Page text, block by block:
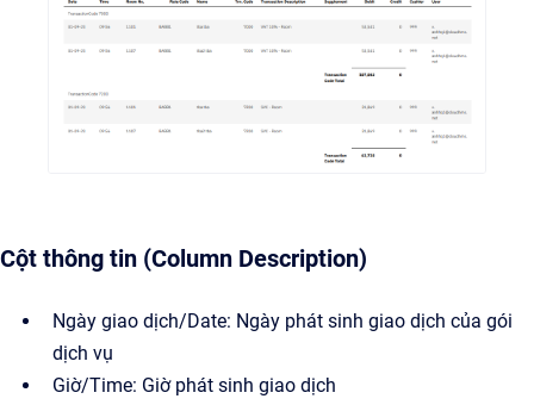
Cột thông tin (Column Description)
Ngày giao dịch/Date: Ngày phát sinh giao dịch của gói
dịch vụ
Giờ/Time: Giờ phát sinh giao dịch